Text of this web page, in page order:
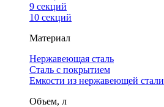
9 секций
10 секций
Материал
Нержавеющая сталь
Сталь с покрытием
Емкости из нержавеющей стали
Объем, л